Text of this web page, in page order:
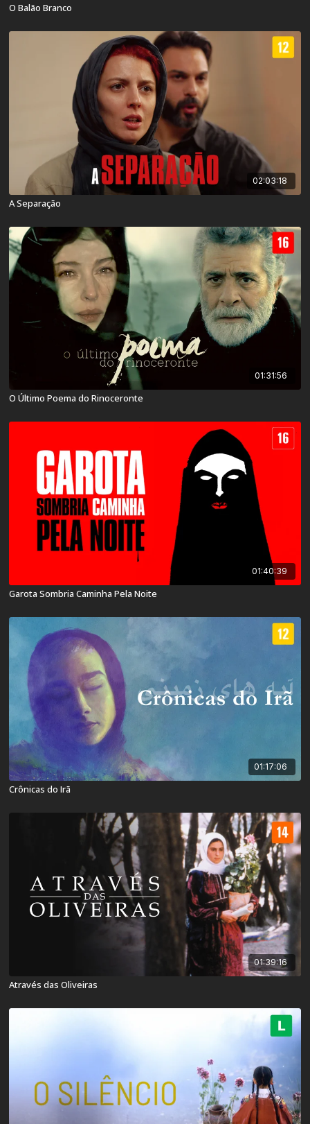
O Balão Branco
02:03:18
A Separação
01:31:56
O Último Poema do Rinoceronte
01:40:39
Garota Sombria Caminha Pela Noite
01:17:06
Crônicas do Irã
01:39:16
Através das Oliveiras